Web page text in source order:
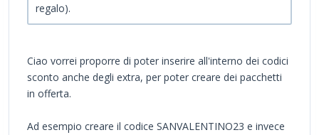
regalo).
Ciao vorrei proporre di poter inserire all'interno dei codici
sconto anche degli extra, per poter creare dei pacchetti
in offerta.
Ad esempio creare il codice SANVALENTINO23 e invece